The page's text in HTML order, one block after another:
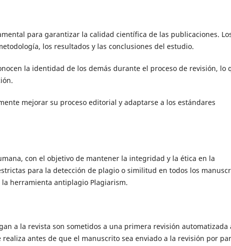
para garantizar la calidad científica de las publicaciones.
los resultados y las conclusiones del estudio.
la identidad de los demás durante el proceso de revisión, lo
mejorar su proceso editorial y adaptarse a los estándares
con el objetivo de mantener la integridad y la ética en la
para la detección de plagio o similitud en todos los
la herramienta antiplagio Plagiarism.
a la revista son sometidos a una primera revisión automatizada
antes de que el manuscrito sea enviado a la revisión por